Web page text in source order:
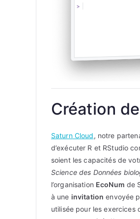
Création
SaturnCloud, notre
d’exécuter R et RStudio
soient les capacités de
Science des Données
l’organisation EcoNum de
à une invitation envoyée
utilisée pour les exercices